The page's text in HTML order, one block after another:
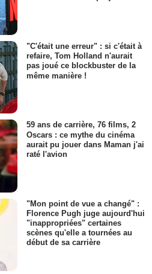
"C'était une erreur" : si c'était à
refaire, Tom Holland n'aurait
pas joué ce blockbuster de la
même manière !
59 ans de carrière, 76 films, 2
Oscars : ce mythe du cinéma
aurait pu jouer dans Maman j'ai
raté l'avion
"Mon point de vue a changé" :
Florence Pugh juge aujourd'hui
"inappropriées" certaines
scènes qu'elle a tournées au
début de sa carrière